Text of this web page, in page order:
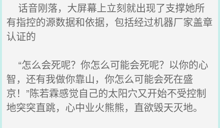
话音刚落，大屏幕上立刻就出现了支撑她所
有指控的源数据和依据，包括经过机器厂家盖章
认证的
“怎么会死呢？你怎么可能会死呢？以你的心
智，还有我做你靠山，你怎么可能会死在盛
京！”陈若霖感觉自己的太阳穴又开始不受控制
地突突直跳，心中业火熊熊，直欲毁天灭地。